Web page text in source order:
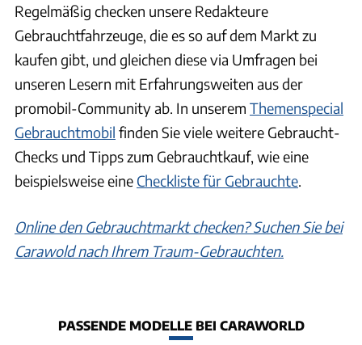
Regelmäßig checken unsere Redakteure
Gebrauchtfahrzeuge, die es so auf dem Markt zu
kaufen gibt, und gleichen diese via Umfragen bei
unseren Lesern mit Erfahrungsweiten aus der
promobil-Community ab. In unserem Themenspecial
Gebrauchtmobil finden Sie viele weitere Gebraucht-
Checks und Tipps zum Gebrauchtkauf, wie eine
beispielsweise eine Checkliste für Gebrauchte.
Online den Gebrauchtmarkt checken? Suchen Sie bei
Carawold nach Ihrem Traum-Gebrauchten.
PASSENDE MODELLE BEI CARAWORLD